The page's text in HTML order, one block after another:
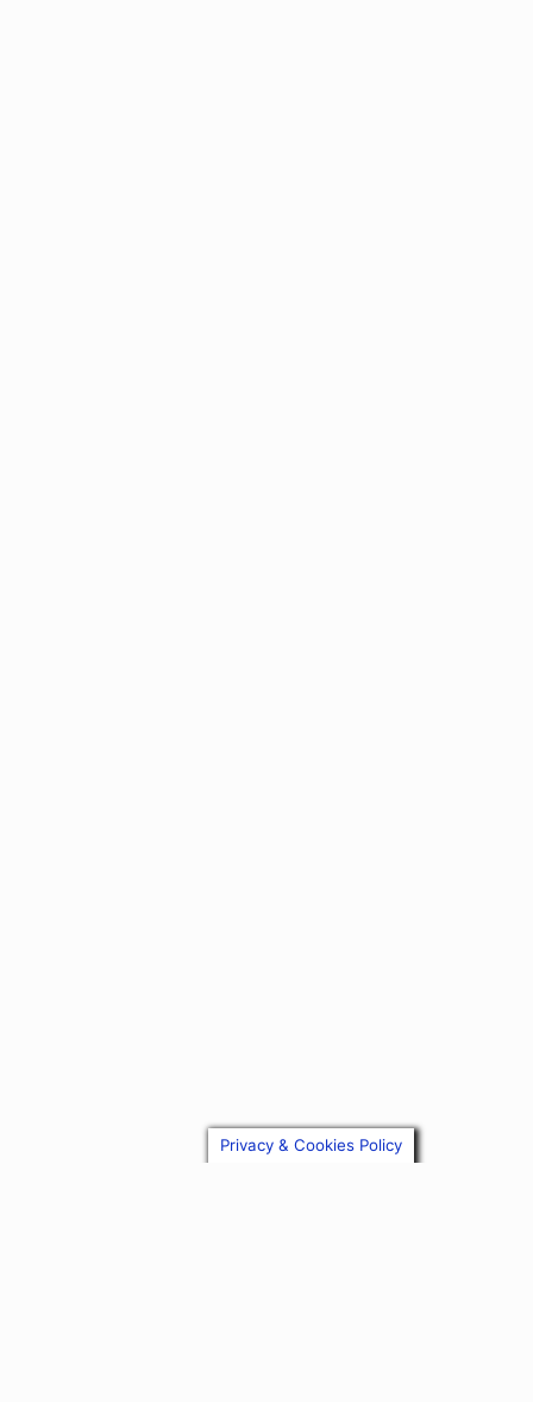
Privacy & Cookies Policy